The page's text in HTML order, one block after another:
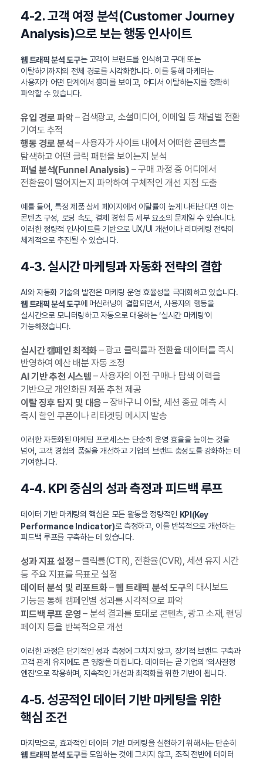
4-2. 고객 여정 분석(Customer Journey
Analysis)으로 보는 행동 인사이트
웹 트래픽 분석 도구는 고객이 브랜드를 인식하고 구매 또는
이탈하기까지의 전체 경로를 시각화합니다. 이를 통해 마케터는
사용자가 어떤 단계에서 흥미를 보이고, 어디서 이탈하는지를 정확히
파악할 수 있습니다.
유입 경로 파악– 검색광고, 소셜미디어, 이메일 등 채널별 전환
기여도 추적
행동 경로 분석 – 사용자가 사이트 내에서 어떠한 콘텐츠를
탐색하고 어떤 클릭 패턴을 보이는지 분석
퍼널 분석(Funnel Analysis) – 구매 과정 중 어디에서
전환율이 떨어지는지 파악하여 구체적인 개선 지점 도출
예를 들어, 특정 제품 상세 페이지에서 이탈률이 높게 나타난다면 이는
콘텐츠 구성, 로딩 속도, 결제 경험 등 세부 요소의 문제일 수 있습니다.
이러한 정량적 인사이트를 기반으로 UX/UI 개선이나 리마케팅 전략이
체계적으로 추진될 수 있습니다.
4-3. 실시간 마케팅과 자동화 전략의 결합
AI와 자동화 기술의 발전은 마케팅 운영 효율성을 극대화하고 있습니다.
웹 트래픽 분석 도구에 머신러닝이 결합되면서, 사용자의 행동을
실시간으로 모니터링하고 자동으로 대응하는 ‘실시간 마케팅’이
가능해졌습니다.
실시간 캠페인 최적화– 광고 클릭률과 전환율 데이터를 즉시
반영하여 예산 배분 자동 조정
AI 기반 추천 시스템 – 사용자의 이전 구매나 탐색 이력을
기반으로 개인화된 제품 추천 제공
이탈 징후 탐지 및 대응 – 장바구니 이탈, 세션 종료 예측 시
즉시 할인 쿠폰이나 리타겟팅 메시지 발송
이러한 자동화된 마케팅 프로세스는 단순히 운영 효율을 높이는 것을
넘어, 고객 경험의 품질을 개선하고 기업의 브랜드 충성도를 강화하는 데
기여합니다.
4-4. KPI 중심의 성과 측정과 피드백 루프
데이터 기반 마케팅의 핵심은 모든 활동을 정량적인 KPI(Key
Performance Indicator)로 측정하고, 이를 반복적으로 개선하는
피드백 루프를 구축하는 데 있습니다.
성과 지표 설정 – 클릭률(CTR), 전환율(CVR), 세션 유지 시간
등 주요 지표를 목표로 설정
데이터 분석 및 리포트화–웹 트래픽 분석 도구의 대시보드
기능을 통해 캠페인별 성과를 시각적으로 파악
피드백 루프 운영 – 분석 결과를 토대로 콘텐츠, 광고 소재, 랜딩
페이지 등을 반복적으로 개선
이러한 과정은 단기적인 성과 측정에 그치지 않고, 장기적 브랜드 구축과
고객 관계 유지에도 큰 영향을 미칩니다. 데이터는 곧 기업의 ‘의사결정
엔진’으로 작용하며, 지속적인 개선과 최적화를 위한 기반이 됩니다.
4-5. 성공적인 데이터 기반 마케팅을 위한
핵심 조건
마지막으로, 효과적인 데이터 기반 마케팅을 실현하기 위해서는 단순히
웹 트래픽 분석 도구를 도입하는 것에 그치지 않고, 조직 전반에 데이터